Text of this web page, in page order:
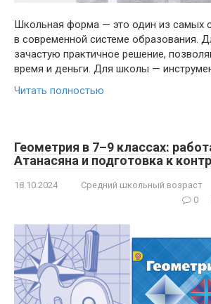
Школьная форма — это один из самых
в современной системе образования.
зачастую практичное решение,
время и деньги. Для школы —
Читать полностью
Геометрия в 7–9 классах:
Атанасяна и подготовка к
18.10.2024 Средний школьный возраст
0